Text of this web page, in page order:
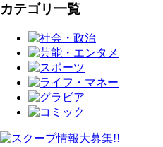
カテゴリ一覧